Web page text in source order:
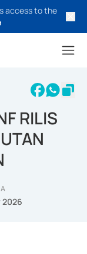
access to the
RILIS
2026